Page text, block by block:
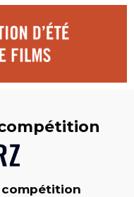
compétition